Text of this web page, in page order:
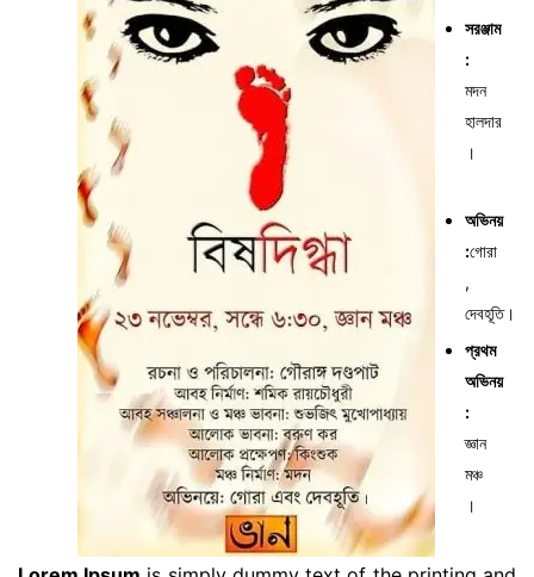
সরঞ্জাম
:
মদন
হালদার
।
অভিনয়
:গোরা
,
দেবহূতি।
প্রথম
অভিনয়
:
জ্ঞান
মঞ্চ
।